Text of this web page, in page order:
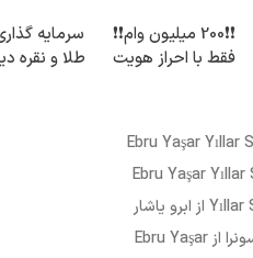
❗❗200 میلیون وام❗❗
فقط با احراز هویت
سرمایه
طلا و نقره
Ebru Yaşar Yıllar
Ebru Yaşar
Yıllar از ابرو یاشار
از Ebru Yaşar